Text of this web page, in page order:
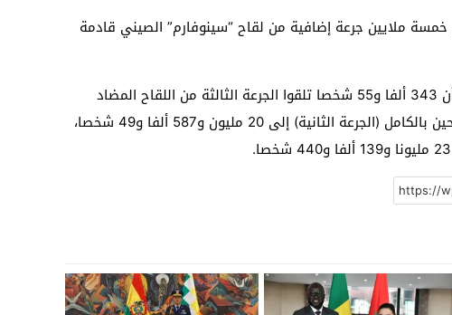
ملايين جرعة إضافية من لقاح “سينوفارم” الصيني قادمة
وأعلنت وزارة الصحة، أمس الأربعاء، أن 343 ألفا و55 شخصا تلقوا الجرعة الثالثة من اللقاح المضاد
لـ(كوفيد-19)، بينما وصل عدد الملقحين بالكامل (الجرعة الثانية) إلى 20 مليون و587 ألفا و49 شخصا،